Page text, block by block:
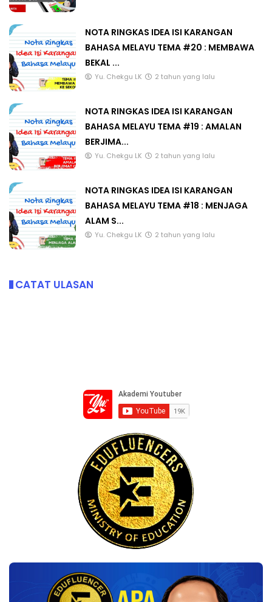
NOTA RINGKAS IDEA ISI KARANGAN
BAHASA MELAYU TEMA #20 : MEMBAWA
BEKAL ...
Yu. Chekgu LK 2 tahun yang lalu
NOTA RINGKAS IDEA ISI KARANGAN
BAHASA MELAYU TEMA #19 : AMALAN
BERJIMA...
Yu. Chekgu LK 2 tahun yang lalu
NOTA RINGKAS IDEA ISI KARANGAN
BAHASA MELAYU TEMA #18 : MENJAGA
ALAM S...
Yu. Chekgu LK 2 tahun yang lalu
CATAT ULASAN